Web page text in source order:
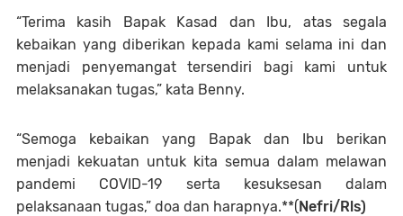
“Terima kasih Bapak Kasad dan Ibu, atas segala
kebaikan yang diberikan kepada kami selama ini dan
menjadi penyemangat tersendiri bagi kami untuk
melaksanakan tugas,” kata Benny.
“Semoga kebaikan yang Bapak dan Ibu berikan
menjadi kekuatan untuk kita semua dalam melawan
pandemi COVID-19 serta kesuksesan dalam
pelaksanaan tugas,” doa dan harapnya.**(Nefri/Rls)